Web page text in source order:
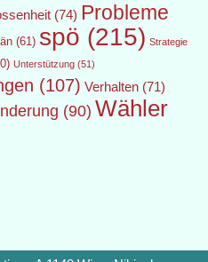
(74) Probleme
(61) spö (215) Strategie
Unterstützung (51)
(107) Verhalten (71)
(90) Wähler